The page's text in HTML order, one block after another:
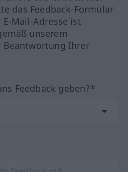
das Feedback-Formular
Mail-Adresse ist
unserem
Beantwortung Ihrer
Feedback geben?*